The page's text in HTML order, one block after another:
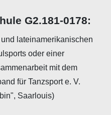
G2.181-0178:
lateinamerikanischen
oder einer
mit dem
für Tanzsport e. V.
Saarlouis)